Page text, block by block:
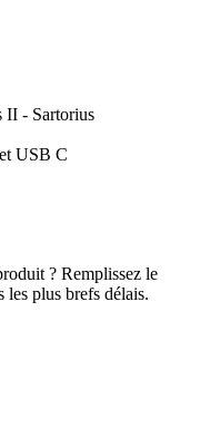
II - Sartorius
USB C
? Remplissez le
les plus brefs délais.